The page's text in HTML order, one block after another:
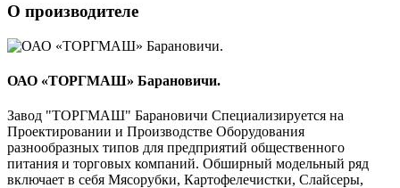
О производителе
ОАО «ТОРГМАШ» Барановичи.
Завод "ТОРГМАШ" Барановичи Специализируется на
Проектировании и Производстве Оборудования
разнообразных типов для предприятий общественного
питания и торговых компаний. Обширный модельный ряд
включает в себя Мясорубки, Картофелечистки, Слайсеры,